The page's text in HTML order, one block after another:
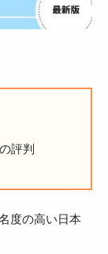
評判
度の高い日本